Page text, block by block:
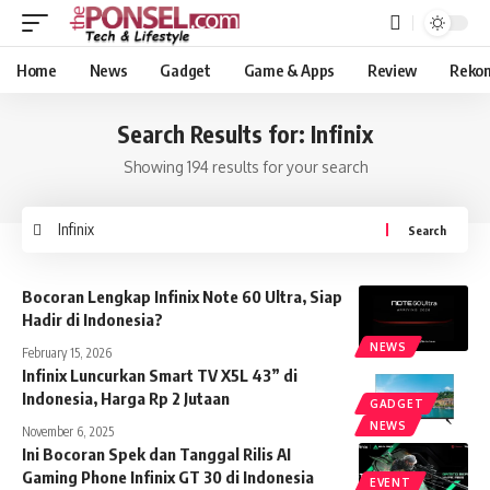
Home News Gadget Game & Apps Review
Search Results for: Infinix
Showing 194 results for your search
Search
NEWS
Bocoran Lengkap Infinix Note 60 Ultra, Siap
Hadir di Indonesia?
February 15, 2026
GADGET
NEWS
Infinix Luncurkan Smart TV X5L 43” di
Indonesia, Harga Rp 2 Jutaan
November 6, 2025
EVENT
Ini Bocoran Spek dan Tanggal Rilis AI
Gaming Phone Infinix GT 30 di Indonesia